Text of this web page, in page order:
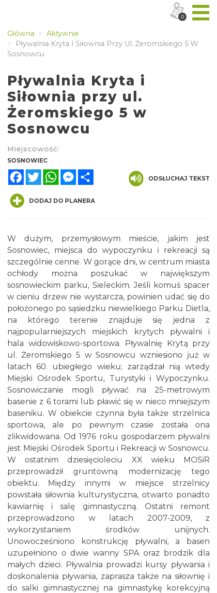
Główna
Aktywnie
Pływalnia Kryta I Siłownia Przy Ul. Żeromskiego 5 W
Sosnowcu
Pływalnia Kryta i
Siłownia przy ul.
Żeromskiego 5 w
Sosnowcu
Miejscowość:
SOSNOWIEC
FacebookTwitterWhatsAppMessenger
ODSŁUCHAJ TEKST
DODAJ DO PLANERA
W dużym, przemysłowym mieście, jakim jest
Sosnowiec, miejsca do wypoczynku i rekreacji są
szczególnie cenne. W gorące dni, w centrum miasta
ochłody można poszukać w największym
sosnowieckim parku, Sieleckim. Jeśli komuś spacer
w cieniu drzew nie wystarcza, powinien udać się do
położonego po sąsiedzku niewielkiego Parku Dietla,
na którego terenie znajduje się jedna z
najpopularniejszych miejskich krytych pływalni i
hala widowiskowo-sportowa. Pływalnię Krytą przy
ul. Żeromskiego 5 w Sosnowcu wzniesiono już w
latach 60. ubiegłego wieku; zarządzał nią wtedy
Miejski Ośrodek Sportu, Turystyki i Wypoczynku.
Sosnowiczanie mogli pływać na 25-metrowym
basenie z 6 torami lub pławić się w nieco mniejszym
baseniku. W obiekcie czynna była także strzelnica
sportowa, ale po pewnym czasie została ona
zlikwidowana. Od 1976 roku gospodarzem pływalni
jest Miejski Ośrodek Sportu i Rekreacji w Sosnowcu.
W ostatnim dziesięcioleciu XX wieku MOSiR
przeprowadził gruntowną modernizację tego
obiektu. Między innymi w miejsce strzelnicy
powstała siłownia kulturystyczna, otwarto ponadto
kawiarnię i salę gimnastyczną. Ostatni remont
przeprowadzono w latach 2007-2009, z
wykorzystaniem środków unijnych.
Unowocześniono konstrukcję pływalni, a basen
uzupełniono o dwie wanny SPA oraz brodzik dla
małych dzieci. Pływalnia prowadzi kursy pływania i
doskonalenia pływania, zaprasza także na siłownię i
do salki gimnastycznej na gimnastykę korekcyjną
0